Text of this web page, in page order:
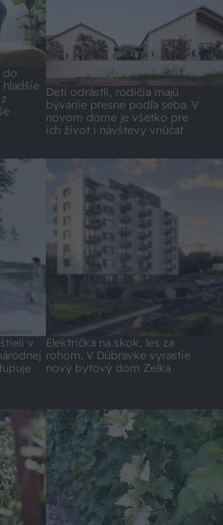
do
Deti odrástli, rodičia majú
bývanie presne podľa seba. V
novom dome je všetko pre
ich život i návštevy vnúčat
v
Električka na skok, les za
rohom. V Dúbravke vyrastie
nový bytový dom Zelka